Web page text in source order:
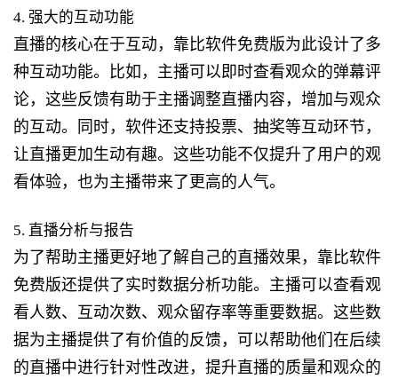
4. 强大的互动功能
直播的核心在于互动，靠比软件免费版为此设计了多
种互动功能。比如，主播可以即时查看观众的弹幕评
论，这些反馈有助于主播调整直播内容，增加与观众
的互动。同时，软件还支持投票、抽奖等互动环节，
让直播更加生动有趣。这些功能不仅提升了用户的观
看体验，也为主播带来了更高的人气。
5. 直播分析与报告
为了帮助主播更好地了解自己的直播效果，靠比软件
免费版还提供了实时数据分析功能。主播可以查看观
看人数、互动次数、观众留存率等重要数据。这些数
据为主播提供了有价值的反馈，可以帮助他们在后续
的直播中进行针对性改进，提升直播的质量和观众的